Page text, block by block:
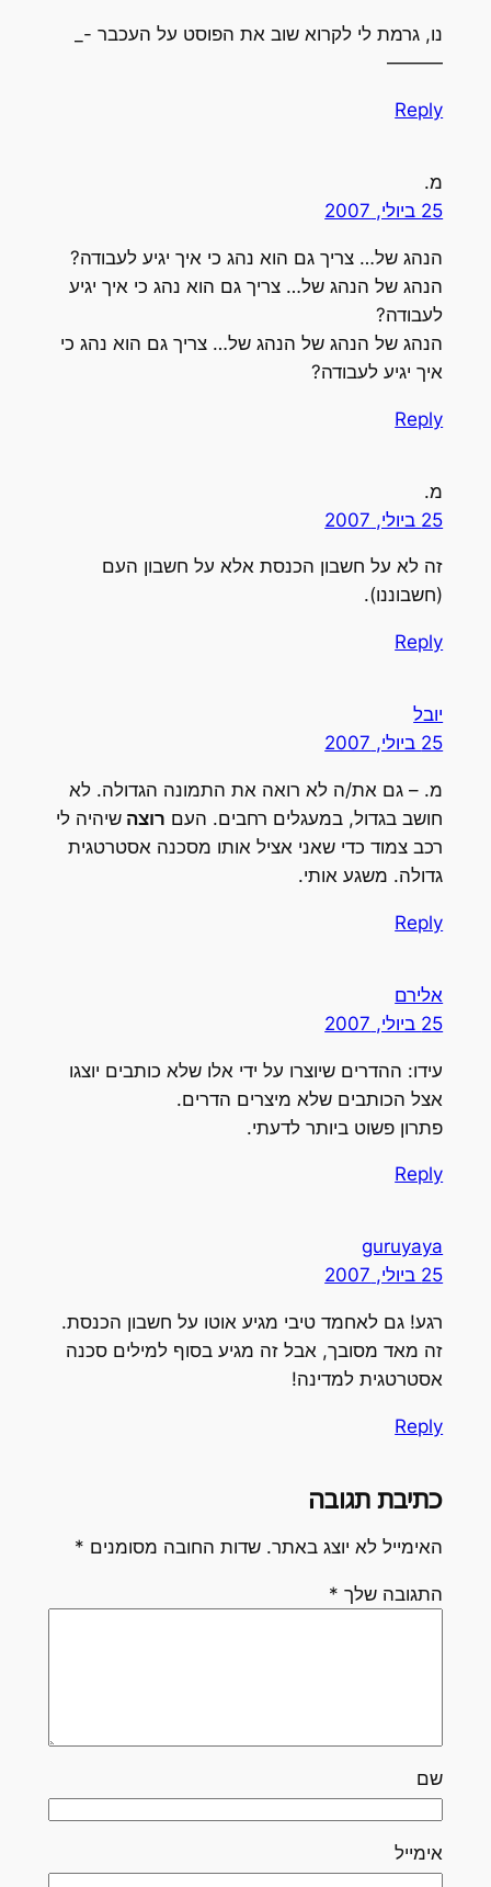
נו, גרמת לי לקרוא שוב את הפוסט על העכבר -_
———
Reply
מ.
25 ביולי, 2007
הנהג של… צריך גם הוא נהג כי איך יגיע לעבודה?
הנהג של הנהג של… צריך גם הוא נהג כי איך יגיע
לעבודה?
הנהג של הנהג של הנהג של… צריך גם הוא נהג כי
איך יגיע לעבודה?
Reply
מ.
25 ביולי, 2007
זה לא על חשבון הכנסת אלא על חשבון העם
(חשבוננו).
Reply
יובל
25 ביולי, 2007
מ. – גם את/ה לא רואה את התמונה הגדולה. לא
חושב בגדול, במעגלים רחבים. העם רוצה שיהיה לי
רכב צמוד כדי שאני אציל אותו מסכנה אסטרטגית
גדולה. משגע אותי.
Reply
אלירם
25 ביולי, 2007
עידו: ההדרים שיוצרו על ידי אלו שלא כותבים יוצגו
אצל הכותבים שלא מיצרים הדרים.
פתרון פשוט ביותר לדעתי.
Reply
guruyaya
25 ביולי, 2007
רגע! גם לאחמד טיבי מגיע אוטו על חשבון הכנסת.
זה מאד מסובך, אבל זה מגיע בסוף למילים סכנה
אסטרטגית למדינה!
Reply
כתיבת תגובה
האימייל לא יוצג באתר. שדות החובה מסומנים *
התגובה שלך *
שם
אימייל